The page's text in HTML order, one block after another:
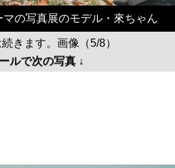
マの写真展のモデル・來ちゃん
きます。画像（5/8）
ルで次の写真 ↓